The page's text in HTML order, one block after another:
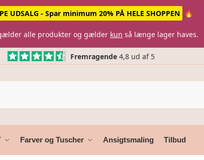
UDSALG - Spar minimum 20% PÅ HELE SHOPPEN 🔥
alle produkter og gælder kun så længe lager haves.
Fremragende4,8 ud af 5
Farver og Tuscher Ansigtsmaling Tilbud